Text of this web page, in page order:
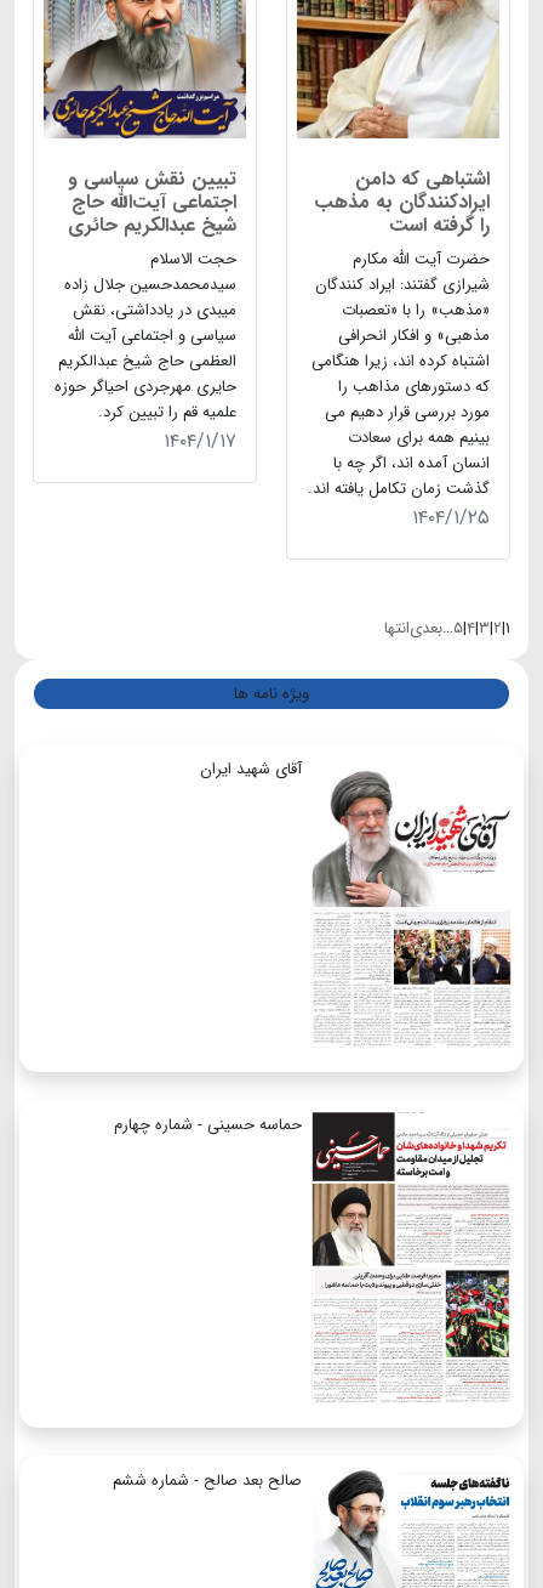
اشتباهی که دامن
ایرادکنندگان به مذهب
را گرفته است
حضرت آیت الله مکارم
شیرازی گفتند: ایراد کنندگان
«مذهب» را با «تعصبات
مذهبی» و افکار انحرافی
اشتباه کرده اند، زیرا هنگامی
که دستورهای مذاهب را
مورد بررسی قرار دهیم می
بینیم همه برای سعادت
انسان آمده اند، اگر چه با
گذشت زمان تکامل یافته اند.
۱۴۰۴/۱/۲۵
تبیین نقش سیاسی و
اجتماعی آیت‌الله حاج
شیخ عبدالکریم حائری
حجت الاسلام
سیدمحمدحسین جلال زاده
میبدی در یادداشتی، نقش
سیاسی و اجتماعی آیت الله
العظمی حاج شیخ عبدالکریم
حایری مهرجردی احیاگر حوزه
علمیه قم را تبیین کرد.
۱۴۰۴/۱/۱۷
۱|۲|۳|۴|۵…بعدیانتها
ویژه نامه ها
آقای شهید ایران
حماسه حسینی - شماره چهارم
صالح بعد صالح - شماره ششم